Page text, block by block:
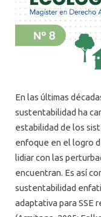
En las últimas
sustentabilidad ha
estabilidad de los
enfoque en el logro
lidiar con las
encuentran. Es así
sustentabilidad
adaptativa para SSE